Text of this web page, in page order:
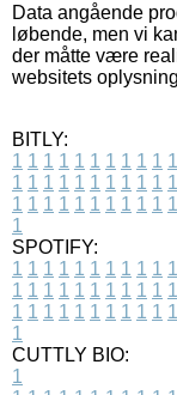
Data angående
løbende, men vi
der måtte være
websitets
BITLY:
1 1 1 1 1 1 1 1 1 1 1
1 1 1 1 1 1 1 1 1 1 1
1 1 1 1 1 1 1 1 1 1 1
1
SPOTIFY:
1 1 1 1 1 1 1 1 1 1 1
1 1 1 1 1 1 1 1 1 1 1
1 1 1 1 1 1 1 1 1 1 1
1
CUTTLY BIO:
1